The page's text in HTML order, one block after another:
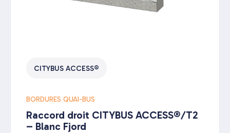
CITYBUS ACCESS®
BORDURES QUAI-BUS
Raccord droit CITYBUS ACCESS®/T2
– Blanc Fjord